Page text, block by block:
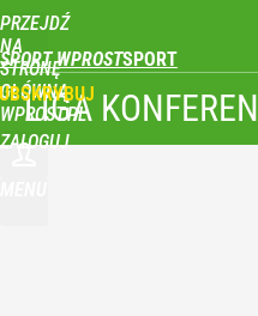
PRZEJDŹ
NA
STRONĘ
GŁÓWNĄ
WPROST.PL
SPORT WPROST
ZALOGUJ
LIGA